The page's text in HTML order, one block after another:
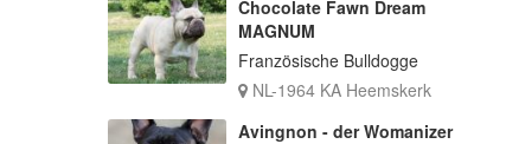
Chocolate Fawn Dream
MAGNUM
Französische Bulldogge
NL-1964 KA Heemskerk
Avingnon - der Womanizer